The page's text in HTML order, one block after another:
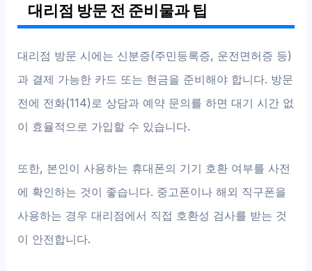
대리점 방문 전 준비물과 팁
대리점 방문 시에는 신분증(주민등록증, 운전면허증 등)
과 결제 가능한 카드 또는 현금을 준비해야 합니다. 방문
전에 전화(114)로 상담과 예약 문의를 하면 대기 시간 없
이 효율적으로 가입할 수 있습니다.
또한, 본인이 사용하는 휴대폰의 기기 호환 여부를 사전
에 확인하는 것이 좋습니다. 중고폰이나 해외 직구폰을
사용하는 경우 대리점에서 직접 호환성 검사를 받는 것
이 안전합니다.